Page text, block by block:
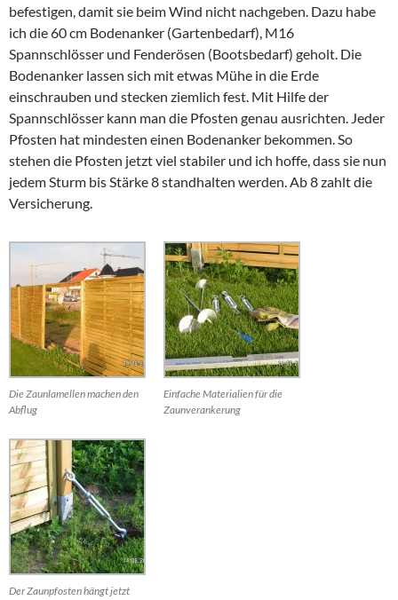
befestigen, damit sie beim Wind nicht nachgeben. Dazu habe
ich die 60 cm Bodenanker (Gartenbedarf), M16
Spannschlösser und Fenderösen (Bootsbedarf) geholt. Die
Bodenanker lassen sich mit etwas Mühe in die Erde
einschrauben und stecken ziemlich fest. Mit Hilfe der
Spannschlösser kann man die Pfosten genau ausrichten. Jeder
Pfosten hat mindesten einen Bodenanker bekommen. So
stehen die Pfosten jetzt viel stabiler und ich hoffe, dass sie nun
jedem Sturm bis Stärke 8 standhalten werden. Ab 8 zahlt die
Versicherung.
Die Zaunlamellen machen den
Abflug
Einfache Materialien für die
Zaunverankerung
Der Zaunpfosten hängt jetzt